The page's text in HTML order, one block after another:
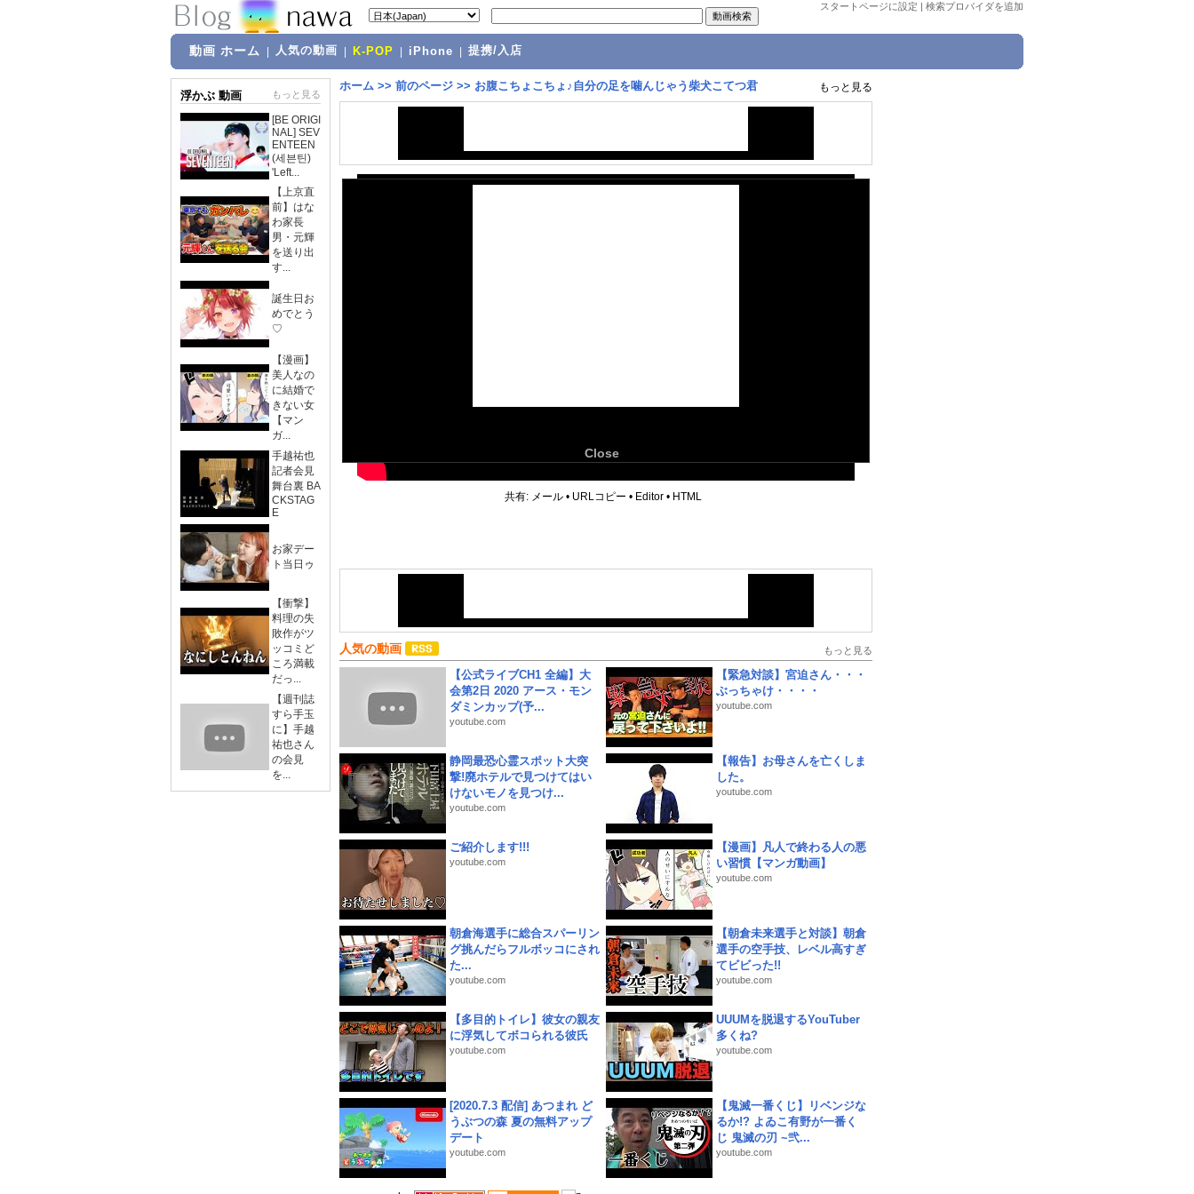
スタートページに設定 | 検索プロバイダを追加
動画 ホーム 人気の動画 K-POP iPhone 提携/入店
浮かぶ 動画 もっと見る
[BE ORIGI
NAL] SEV
ENTEEN
(세븐틴)
'Left...
【上京直
前】はな
わ家長
男・元輝
を送り出
す...
誕生日お
めでとう
♡
【漫画】
美人なの
に結婚で
きない女
【マン
ガ...
手越祐也
記者会見
舞台裏 BA
CKSTAG
E
お家デー
ト当日ゥ
【衝撃】
料理の失
敗作がツ
ッコミど
ころ満載
だっ...
【週刊誌
すら手玉
に】手越
祐也さん
の会見
を...
ホーム >> 前のページ >> お腹こちょこちょ♪自分の足を噛んじゃう柴犬こてつ君 もっと見る
Close
共有: メール • URLコピー • Editor • HTML
人気の動画 もっと見る
【公式ライブCH1 全編】大
会第2日 2020 アース・モン
ダミンカップ(予...
youtube.com
【緊急対談】宮迫さん・・・
ぶっちゃけ・・・・
youtube.com
静岡最恐心霊スポット大突
撃!廃ホテルで見つけてはい
けないモノを見つけ...
youtube.com
【報告】お母さんを亡くしま
した。
youtube.com
ご紹介します!!!
youtube.com
【漫画】凡人で終わる人の悪
い習慣【マンガ動画】
youtube.com
朝倉海選手に総合スパーリン
グ挑んだらフルボッコにされ
た...
youtube.com
【朝倉未来選手と対談】朝倉
選手の空手技、レベル高すぎ
てビビった!!
youtube.com
【多目的トイレ】彼女の親友
に浮気してボコられる彼氏
youtube.com
UUUMを脱退するYouTuber
多くね?
youtube.com
[2020.7.3 配信] あつまれ ど
うぶつの森 夏の無料アップ
デート
youtube.com
【鬼滅一番くじ】リベンジな
るか!? よゐこ有野が一番く
じ 鬼滅の刃 ~弐...
youtube.com